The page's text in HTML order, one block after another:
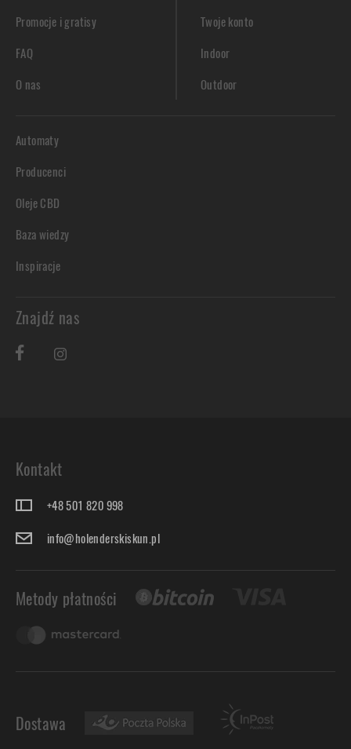
Promocje i gratisy
FAQ
O nas
Twoje konto
Indoor
Outdoor
Automaty
Producenci
Oleje CBD
Baza wiedzy
Inspiracje
Znajdź nas
Kontakt
+48 501 820 998
info@holenderskiskun.pl
Metody płatności
Dostawa